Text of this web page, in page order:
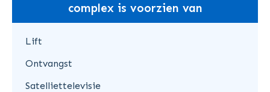
complex is voorzien van
Lift
Ontvangst
Satelliettelevisie